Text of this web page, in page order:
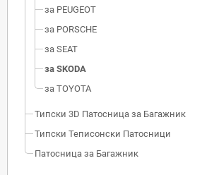
за PEUGEOT
за PORSCHE
за SEAT
за SKODA
за TOYOTA
Типски 3D Патосница за Багажник
Типски Теписонски Патосници
Патосница за Багажник